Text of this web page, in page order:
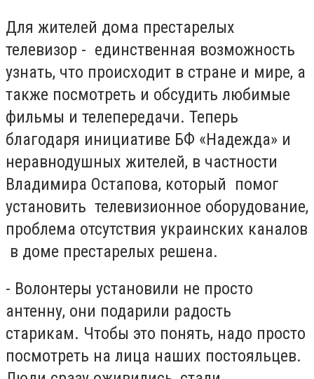
Для жителей дома престарелых
телевизор - единственная возможность
узнать, что происходит в стране и мире, а
также посмотреть и обсудить любимые
фильмы и телепередачи. Теперь
благодаря инициативе БФ «Надежда» и
неравнодушных жителей, в частности
Владимира Остапова, который помог
установить телевизионное оборудование,
проблема отсутствия украинских каналов
в доме престарелых решена.
- Волонтеры установили не просто
антенну, они подарили радость
старикам. Чтобы это понять, надо просто
посмотреть на лица наших постояльцев.